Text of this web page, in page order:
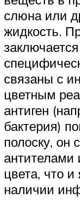
слюна или
жидкость.
связаны с
цветным
антиген
бактерия)
полоску, он
антителами
цвета, что и
наличии